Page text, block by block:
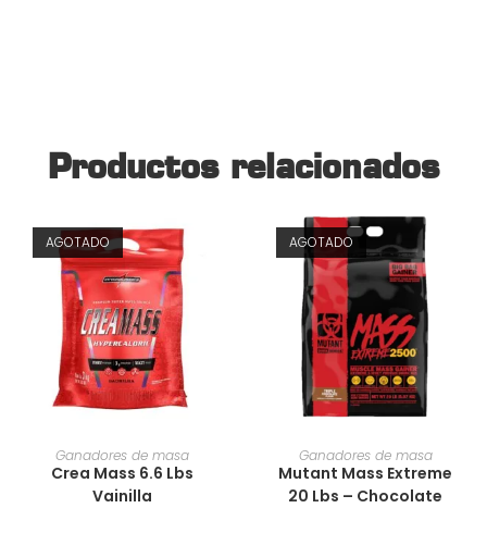
Productos relacionados
AGOTADO
AÑADIR AL CARRITO
Ganadores de masa
Crea Mass 6.6 Lbs
Vainilla
AGOTADO
AÑADIR AL CARRITO
Ganadores de masa
Mutant Mass Extreme
20 Lbs – Chocolate